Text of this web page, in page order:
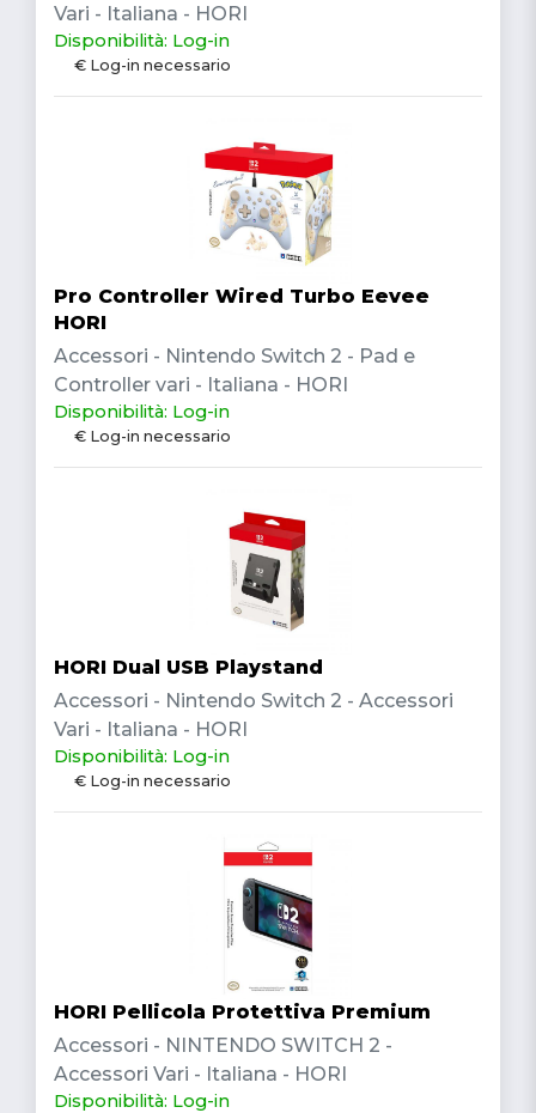
Vari - Italiana - HORI
Disponibilità: Log-in
€ Log-in necessario
Pro Controller Wired Turbo Eevee
HORI
Accessori - Nintendo Switch 2 - Pad e
Controller vari - Italiana - HORI
Disponibilità: Log-in
€ Log-in necessario
HORI Dual USB Playstand
Accessori - Nintendo Switch 2 - Accessori
Vari - Italiana - HORI
Disponibilità: Log-in
€ Log-in necessario
HORI Pellicola Protettiva Premium
Accessori - NINTENDO SWITCH 2 -
Accessori Vari - Italiana - HORI
Disponibilità: Log-in